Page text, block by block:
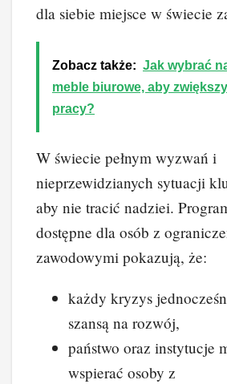
dla siebie miejsce w świecie
Zobacz także: Jak wybrać
meble biurowe, aby
pracy?
W świecie pełnym wyzwań i
nieprzewidzianych sytuacji
aby nie tracić nadziei.
dostępne dla osób z
zawodowymi pokazują, że:
każdy kryzys
szansą na rozwój,
państwo oraz instytucje
wspierać osoby z